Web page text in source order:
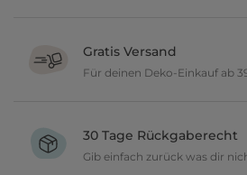
Gratis Versand
Für deinen Deko-Einkauf ab
30 Tage Rückgaberecht
Gib einfach zurück was dir